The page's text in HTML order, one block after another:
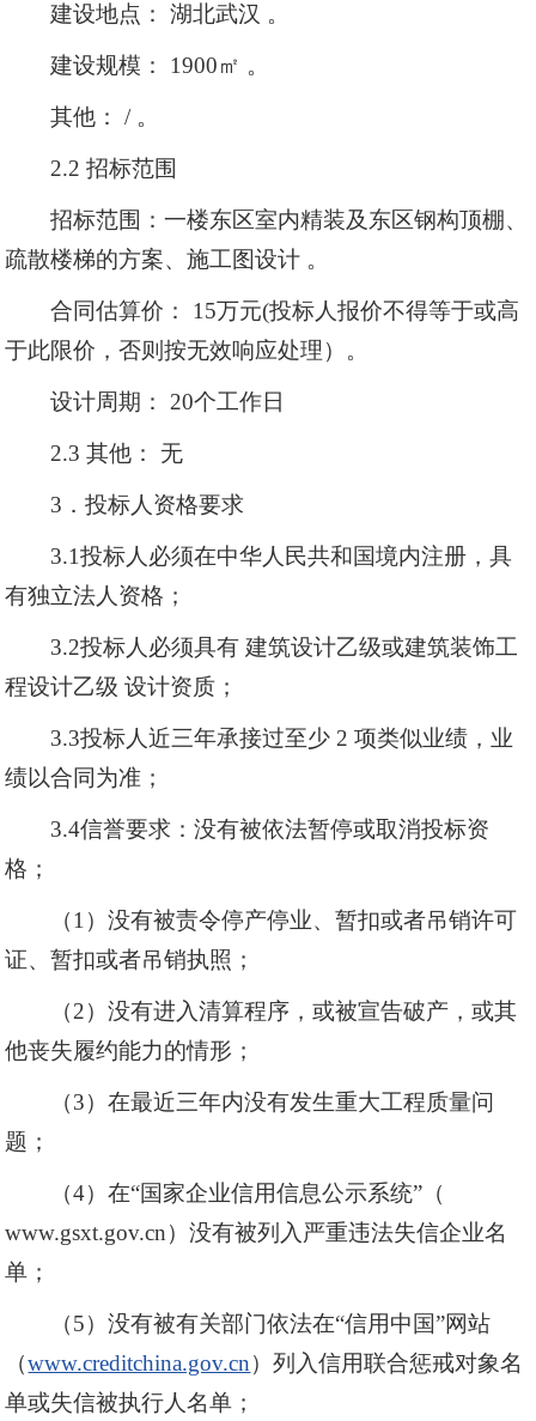
建设地点： 湖北武汉 。
建设规模： 1900㎡ 。
其他： / 。
2.2 招标范围
招标范围：一楼东区室内精装及东区钢构顶棚、
疏散楼梯的方案、施工图设计 。
合同估算价： 15万元(投标人报价不得等于或高
于此限价，否则按无效响应处理）。
设计周期： 20个工作日
2.3 其他： 无
3．投标人资格要求
3.1投标人必须在中华人民共和国境内注册，具
有独立法人资格；
3.2投标人必须具有 建筑设计乙级或建筑装饰工
程设计乙级 设计资质；
3.3投标人近三年承接过至少 2 项类似业绩，业
绩以合同为准；
3.4信誉要求：没有被依法暂停或取消投标资
格；
（1）没有被责令停产停业、暂扣或者吊销许可
证、暂扣或者吊销执照；
（2）没有进入清算程序，或被宣告破产，或其
他丧失履约能力的情形；
（3）在最近三年内没有发生重大工程质量问
题；
（4）在“国家企业信用信息公示系统”（
www.gsxt.gov.cn）没有被列入严重违法失信企业名
单；
（5）没有被有关部门依法在“信用中国”网站
（www.creditchina.gov.cn）列入信用联合惩戒对象名
单或失信被执行人名单；